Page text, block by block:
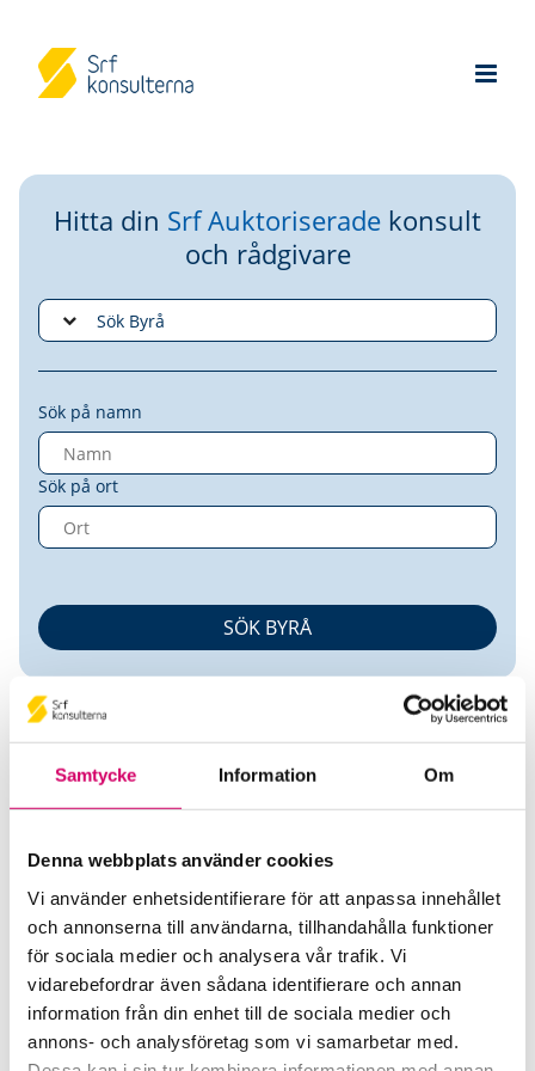
Samtycke Information Om
Denna webbplats använder cookies
Vi använder enhetsidentifierare för att anpassa innehållet
och annonserna till användarna, tillhandahålla funktioner
för sociala medier och analysera vår trafik. Vi
vidarebefordrar även sådana identifierare och annan
information från din enhet till de sociala medier och
annons- och analysföretag som vi samarbetar med.
Hitta din Srf Auktoriserade konsult
och rådgivare
Sök på namn
Sök på ort
Maria Christoffersson
Auktoriserad Redovisningskonsult
M Christoffersson Redovisningsbyrå AB
Kungsbacka
Telefon